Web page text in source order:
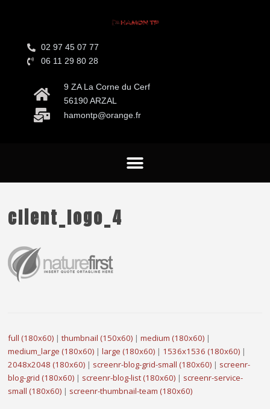
02 97 45 07 77
06 11 29 80 28
9 ZA La Corne du Cerf
56190 ARZAL
hamontp@orange.fr
client_logo_4
full (180x60) |thumbnail (150x60) |medium (180x60) |
medium_large (180x60) |large (180x60) | 1536x1536 (180x60) |
2048x2048 (180x60) | screenr-blog-grid-small (180x60) | screenr-
blog-grid (180x60) | screenr-blog-list (180x60) | screenr-service-
small (180x60) | screenr-thumbnail-team (180x60)